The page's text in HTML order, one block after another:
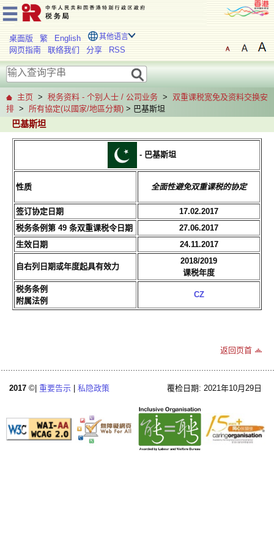
桌面版 繁 English 其他语言
网页指南 联络我们 分享 RSS
主页 > 税务资料 - 个别人士 / 公司业务 > 双重课税宽免及资料交换安
排 > 所有協定(以國家/地區分類) > 巴基斯坦
巴基斯坦
- 巴基斯坦
性质 全面性避免双重课税的协定
签订协定日期
17.02.2017
税务条例第 49 条双重课税令日期
27.06.2017
生效日期
24.11.2017
自右列日期或年度起具有效力
2018/2019
课税年度
税务条例
附属法例
CZ
返回页首
2017 ©| 重要告示 私隐政策 覆检日期: 2021年10月29日